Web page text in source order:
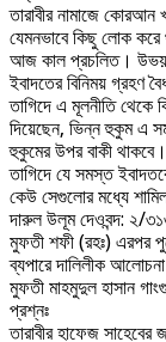
তারাবীর নামাজে কোরআন
যেমনভাবে কিছু লোক
আজ কাল প্রচলিত। উভয়
ইবাদতের বিনিময় গ্রহণ
তাগিদে এ মূলনীতি থেকে
দিয়েছেন, ভিন্ন হুকুম এ
হুকুমের উপর বাকী
তাগিদে যে সমস্ত
কেউ সেগুলোর মধ্যে
দারুল উলূম দেওবন্দ: ২/
মুফতী শফী (রহঃ) এরপর
ব্যপারে দালিলীক
মুফতী মাহমুদুল হাসান
প্রশ্নঃ
তারাবীর হাফেজ